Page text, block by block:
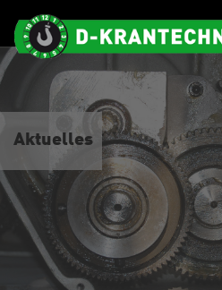
Aktuelles